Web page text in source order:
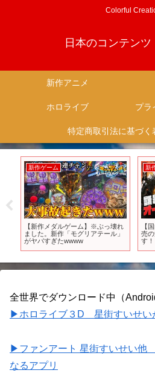
Colorful
日本のコンテンツ
新作アニメ
ホロライブ
新作ゲーム
【新作メダルゲーム】※ぶっ壊れ
ました。新作「モグリアテール」
がヤバすぎたwwww
新
【
売
す
全世界でダウンロード中（
▶ホロライブ３D 星街すいせい
▶ファンアート 星街すいせい他
なるアプリ